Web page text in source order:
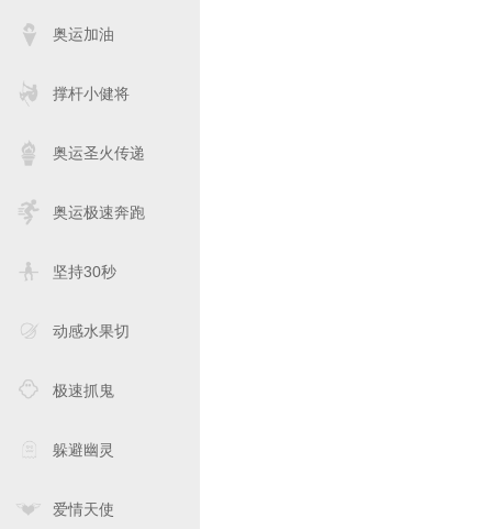
奥运加油
撑杆小健将
奥运圣火传递
奥运极速奔跑
坚持30秒
动感水果切
极速抓鬼
躲避幽灵
爱情天使